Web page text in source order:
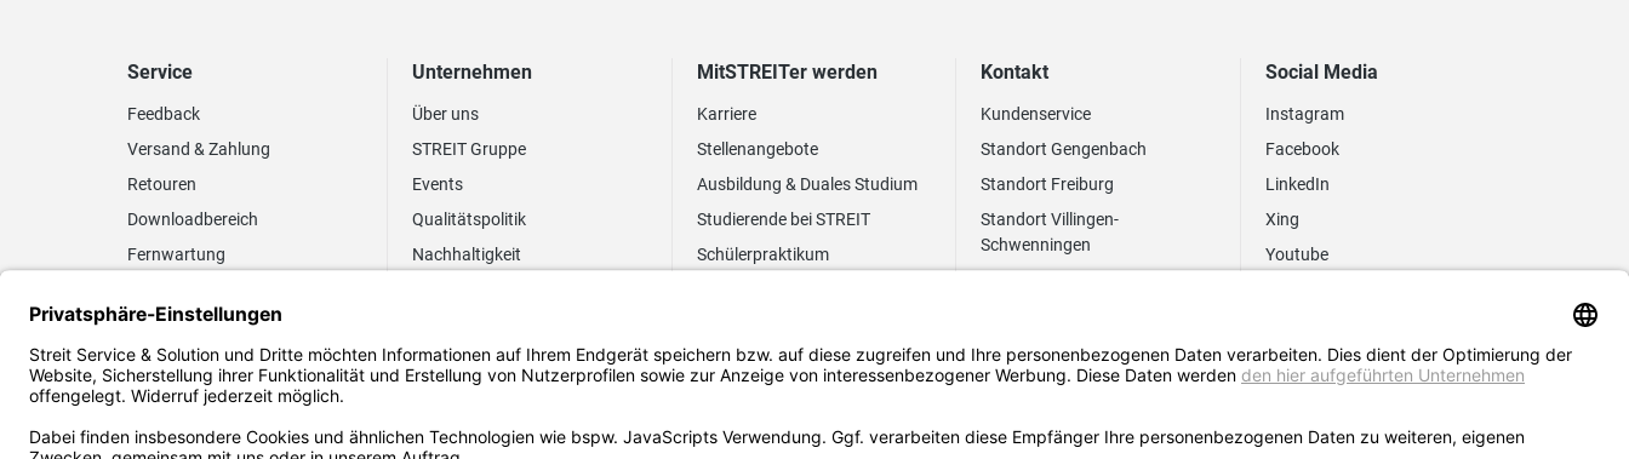
Service
Feedback
Versand & Zahlung
Retouren
Downloadbereich
Fernwartung
Elektronischer
Rechnungsversand
FAQ EUDR
Unternehmen
Über uns
STREIT Gruppe
Events
Qualitätspolitik
Nachhaltigkeit
MitSTREITer werden
Karriere
Stellenangebote
Ausbildung & Duales Studium
Studierende bei STREIT
Schülerpraktikum
Kontakt
Kundenservice
Standort Gengenbach
Standort Freiburg
Standort Villingen-
Schwenningen
Social Media
Instagram
Facebook
LinkedIn
Xing
Youtube